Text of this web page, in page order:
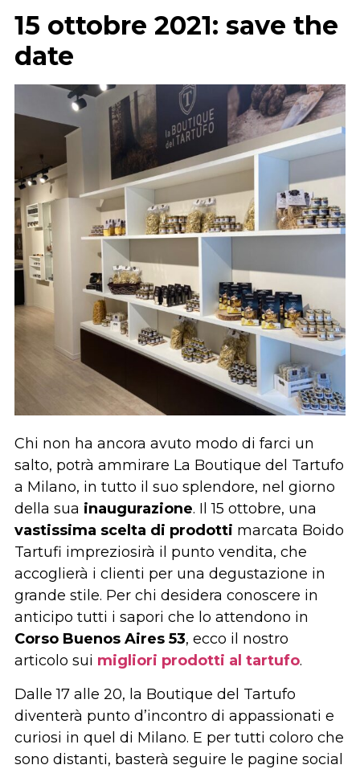
15 ottobre 2021: save the
date
Chi non ha ancora avuto modo di farci un
salto, potrà ammirare La Boutique del Tartufo
a Milano, in tutto il suo splendore, nel giorno
della sua inaugurazione. Il 15 ottobre, una
vastissima scelta di prodotti marcata Boido
Tartufi impreziosirà il punto vendita, che
accoglierà i clienti per una degustazione in
grande stile. Per chi desidera conoscere in
anticipo tutti i sapori che lo attendono in
Corso Buenos Aires 53, ecco il nostro
articolo sui migliori prodotti al tartufo.
Dalle 17 alle 20, la Boutique del Tartufo
diventerà punto d’incontro di appassionati e
curiosi in quel di Milano. E per tutti coloro che
sono distanti, basterà seguire le pagine social